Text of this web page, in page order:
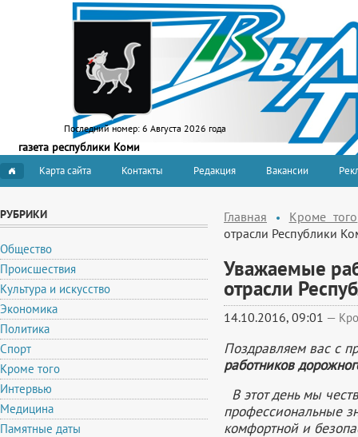
Последний номер: 6 Августа 2026 года
газета республики Коми
Карта сайта Контакты Редакция Вакансии
РУБРИКИ
Общество
Происшествия
Культура и искусство
Экономика
Политика
Спорт
Кроме того
Интервью
Медицина
Памятные даты
Главная
Кроме того
отрасли Республики
Уважаемые
отрасли
14.10.2016, 09:01 —
Поздравляем вас с
работников
В этот день мы
профессиональные
комфортной и